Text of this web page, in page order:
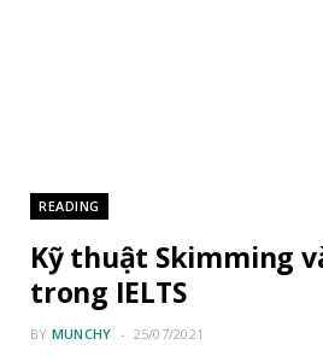
READING
Kỹ thuật Skimming
trong IELTS
BY MUNCHY 25/07/2021